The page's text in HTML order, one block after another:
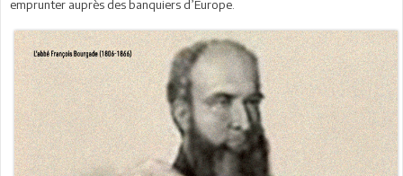
emprunter auprès des banquiers d’Europe.